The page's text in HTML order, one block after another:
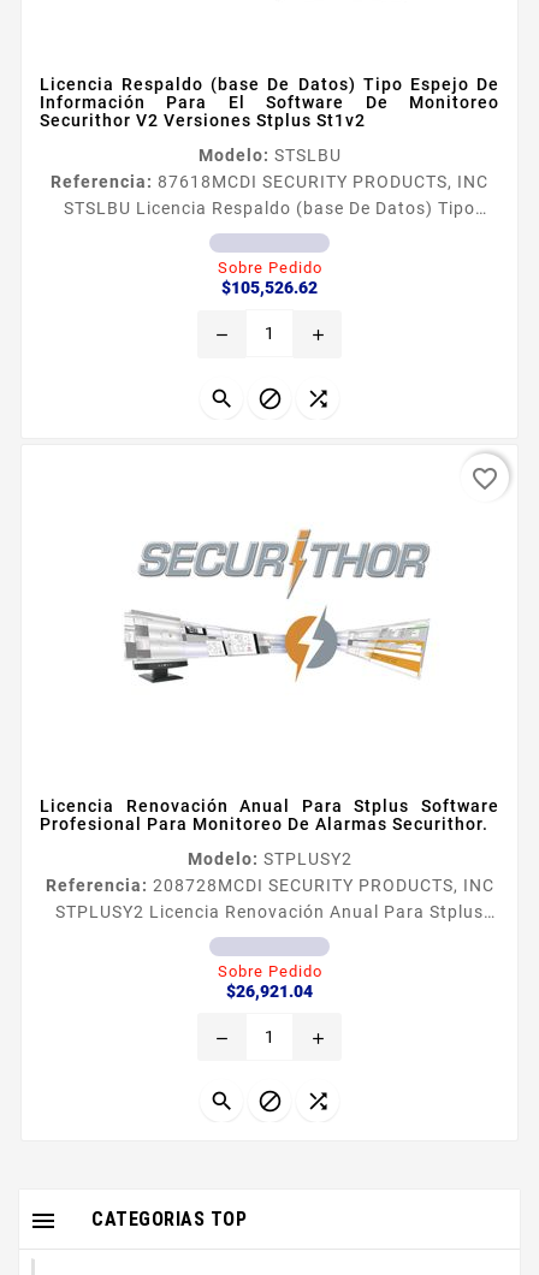
Licencia Respaldo (base De Datos) Tipo Espejo De
Información Para El Software De Monitoreo
Securithor V2 Versiones Stplus St1v2
Modelo: STSLBU
Referencia: 87618MCDI SECURITY PRODUCTS, INC
STSLBU Licencia Respaldo (base De Datos) Tipo
Espejo De Información Para El Software De
Monitoreo Securithor V2 Versiones Stplus St1v2 El
modulo permite respaldar la informacion tipo espejo
en un punto B al momento que se llegara a dañar el
trabajar el software...
Sobre Pedido
$105,526.62Precio
remove add
  
Licencia Renovación Anual Para Stplus Software
Profesional Para Monitoreo De Alarmas Securithor.
Modelo: STPLUSY2
Referencia: 208728MCDI SECURITY PRODUCTS, INC
STPLUSY2 Licencia Renovación Anual Para Stplus
Software Profesional Para Monitoreo De Alarmas
Securithor. Securithor V2 Renovación Anual Software
para monitoreo de Alarmas SECURITHOR es el
centrales de monitoreo basado en la experiencia del
años preparado para el futuro...
Sobre Pedido
$26,921.04Precio
remove add
  
favorite_border
CATEGORIAS TOP
